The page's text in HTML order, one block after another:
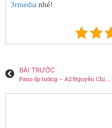
3rmedia nhé!
BÀI TRƯỚC
Pano ốp tường – A2 Nguyễn Chí Thanh, Ba Đình